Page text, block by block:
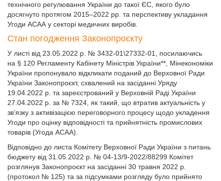
технічного регулювання України до такої ЄС, якого було
досягнуто протягом 2015–2022 рр. та перспективу укладання
Угоди АСАА у секторі медичних виробів.
Стан погодження Законопроєкту
У листі від 23.05.2022 р. № 3432-01\27332-01, посилаючись
на § 120 Регламенту Кабінету Міністрів України**, Мінекономіки
України пропонувало відкликати поданий до Верховної Ради
України Законопроєкт, схвалений на засіданні Уряду
19.04.2022 р. та зареєстрований у Верховній Раді України
27.04.2022 р. за № 7324, як такий, що втратив актуальність у
зв’язку з активізацією переговорного процесу щодо укладення
Угоди про оцінку відповідності та прий­нятність промислових
товарів (Угода АСАА).
Відповідно до листа Комітету Верховної Ради України з питань
бюджету від 31.05.2022 р. № 04-13/9-2022/88299 Комітет
розглянув Законопроєкт на засіданні 30 травня 2022 р.
(протокол № 125) та за підсумками розгляду було прийнято